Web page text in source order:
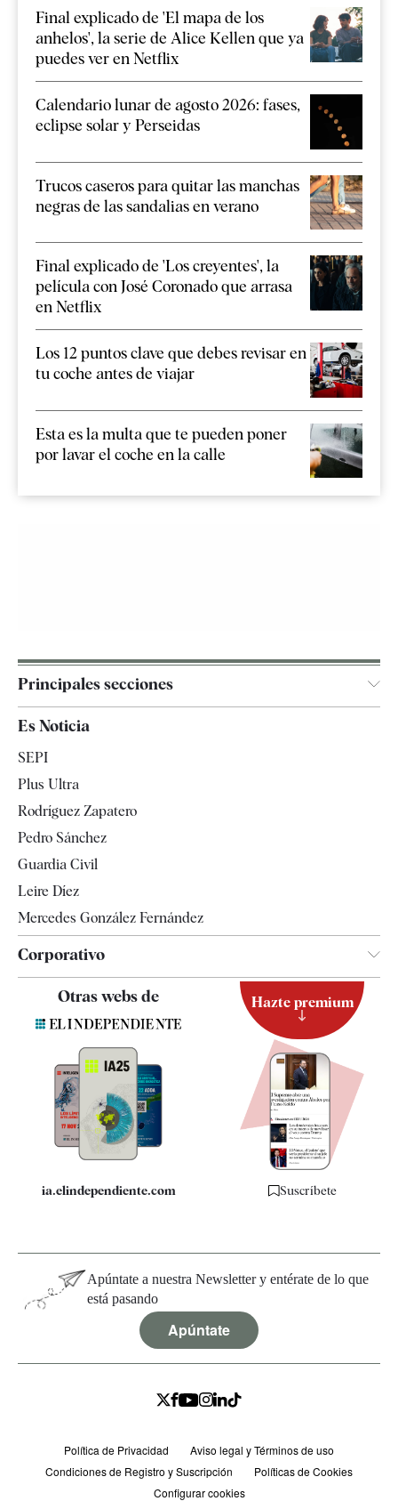
Final explicado de 'El mapa de los
anhelos', la serie de Alice Kellen que ya
puedes ver en Netflix
Calendario lunar de agosto 2026: fases,
eclipse solar y Perseidas
Trucos caseros para quitar las manchas
negras de las sandalias en verano
Final explicado de 'Los creyentes', la
película con José Coronado que arrasa
en Netflix
Los 12 puntos clave que debes revisar en
tu coche antes de viajar
Esta es la multa que te pueden poner
por lavar el coche en la calle
Principales secciones
España
Televisión
Es Noticia
SEPI
Plus Ultra
Rodríguez Zapatero
Pedro Sánchez
Guardia Civil
Leire Díez
Mercedes González Fernández
Corporativo
Contacto
Quiénes somos
Especificaciones
Otras webs de
ia.elindependiente.com
Hazte premium
Suscríbete
Apúntate a nuestra Newsletter y entérate de lo que
está pasando
Apúntate
Política de Privacidad
Aviso legal y Términos de uso
Condiciones de Registro y Suscripción
Políticas de Cookies
Configurar cookies